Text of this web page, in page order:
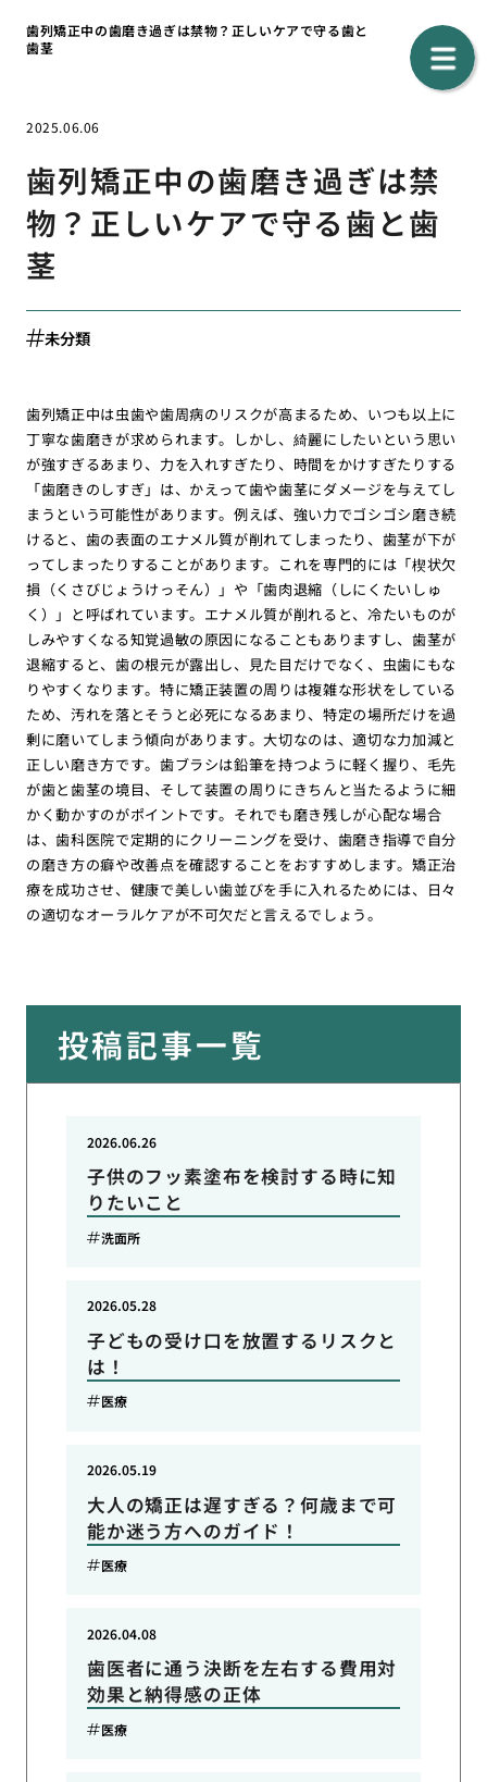
歯列矯正中の歯磨き過ぎは禁物？正しいケアで守る歯と
歯茎
2025.06.06
歯列矯正中の歯磨き過ぎは禁
物？正しいケアで守る歯と歯
茎
未分類
歯列矯正中は虫歯や歯周病のリスクが高まるため、いつも以上に
丁寧な歯磨きが求められます。しかし、綺麗にしたいという思い
が強すぎるあまり、力を入れすぎたり、時間をかけすぎたりする
「歯磨きのしすぎ」は、かえって歯や歯茎にダメージを与えてし
まうという可能性があります。例えば、強い力でゴシゴシ磨き続
けると、歯の表面のエナメル質が削れてしまったり、歯茎が下が
ってしまったりすることがあります。これを専門的には「楔状欠
損（くさびじょうけっそん）」や「歯肉退縮（しにくたいしゅ
く）」と呼ばれています。エナメル質が削れると、冷たいものが
しみやすくなる知覚過敏の原因になることもありますし、歯茎が
退縮すると、歯の根元が露出し、見た目だけでなく、虫歯にもな
りやすくなります。特に矯正装置の周りは複雑な形状をしている
ため、汚れを落とそうと必死になるあまり、特定の場所だけを過
剰に磨いてしまう傾向があります。大切なのは、適切な力加減と
正しい磨き方です。歯ブラシは鉛筆を持つように軽く握り、毛先
が歯と歯茎の境目、そして装置の周りにきちんと当たるように細
かく動かすのがポイントです。それでも磨き残しが心配な場合
は、歯科医院で定期的にクリーニングを受け、歯磨き指導で自分
の磨き方の癖や改善点を確認することをおすすめします。矯正治
療を成功させ、健康で美しい歯並びを手に入れるためには、日々
の適切なオーラルケアが不可欠だと言えるでしょう。
投稿記事一覧
子供のフッ素塗布を検討する時に知
りたいこと
2026.06.26
洗面所
子どもの受け口を放置するリスクと
は！
2026.05.28
医療
大人の矯正は遅すぎる？何歳まで可
能か迷う方へのガイド！
2026.05.19
医療
歯医者に通う決断を左右する費用対
効果と納得感の正体
2026.04.08
医療